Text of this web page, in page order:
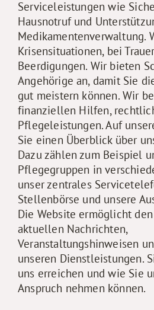
Serviceleistungen wie
Hausnotruf und
Medikamentenverwaltung.
Krisensituationen, bei
Beerdigungen. Wir bieten
Angehörige an, damit Sie
gut meistern können. Wir
finanziellen Hilfen,
Pflegeleistungen. Auf
Sie einen Überblick über
Dazu zählen zum Beispiel
Pflegegruppen in
unser zentrales
Stellenbörse und unsere
Die Website ermöglicht
aktuellen Nachrichten,
Veranstaltungshinweisen
unseren Dienstleistungen.
uns erreichen und wie Sie
Anspruch nehmen können.